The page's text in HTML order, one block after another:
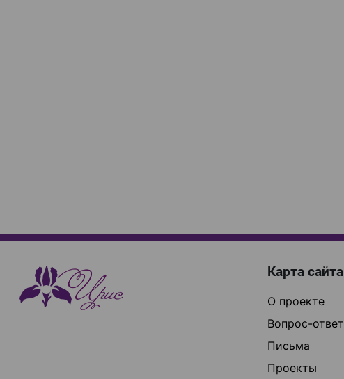
Карта сайта
О проекте
Вопрос-ответ
Письма
Проекты